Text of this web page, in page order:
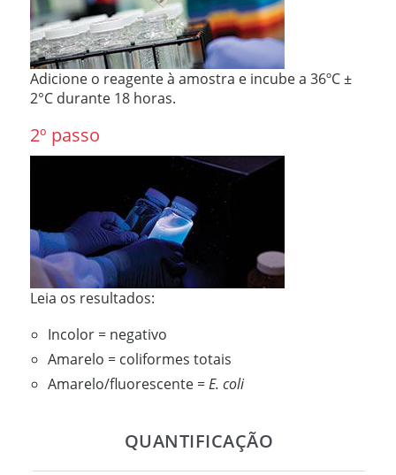
Adicione o reagente à amostra e incube a 36ºC ±
2°C durante 18 horas.
2º passo
Leia os resultados:
Incolor = negativo
Amarelo = coliformes totais
Amarelo/fluorescente =E. coli
QUANTIFICAÇÃO